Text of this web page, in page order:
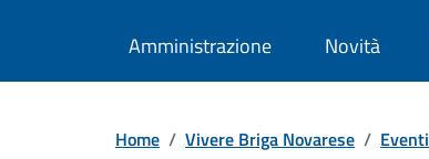
Amministrazione Novità
Home / Vivere Briga Novarese / Eventi